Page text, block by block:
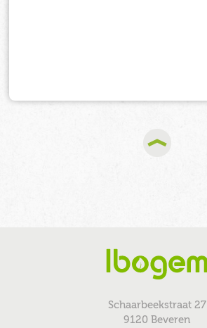
Schaarbeekstraat 27
9120 Beveren